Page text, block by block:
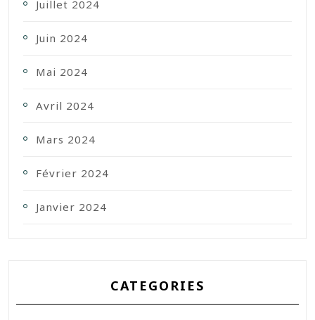
Juillet 2024
Juin 2024
Mai 2024
Avril 2024
Mars 2024
Février 2024
Janvier 2024
CATEGORIES